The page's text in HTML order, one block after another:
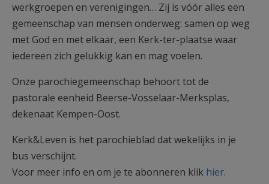
werkgroepen en verenigingen… Zij is vóór alles een
gemeenschap van mensen onderweg: samen op weg
met God en met elkaar, een Kerk-ter-plaatse waar
iedereen zich gelukkig kan en mag voelen.
Onze parochiegemeenschap behoort tot de
pastorale eenheid Beerse-Vosselaar-Merksplas,
dekenaat Kempen-Oost.
Kerk&Leven is het parochieblad dat wekelijks in je
bus verschijnt.
Voor meer info en om je te abonneren klik hier.